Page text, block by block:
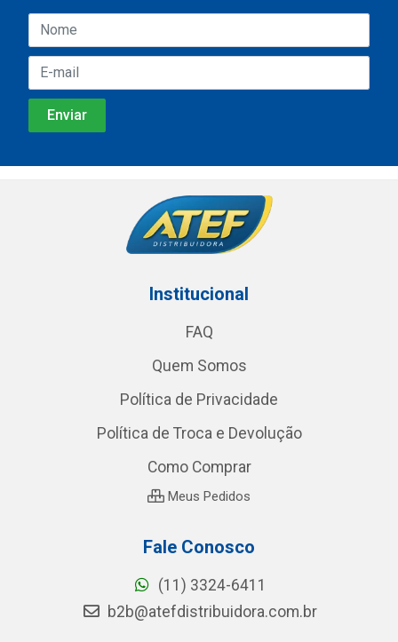
Institucional
FAQ
Quem Somos
Política de Privacidade
Política de Troca e Devolução
Como Comprar
Meus Pedidos
Fale Conosco
(11) 3324-6411
b2b@atefdistribuidora.com.br